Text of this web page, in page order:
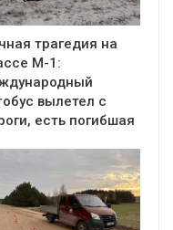
трагедия на
М-1:
вылетел с
есть погибшая